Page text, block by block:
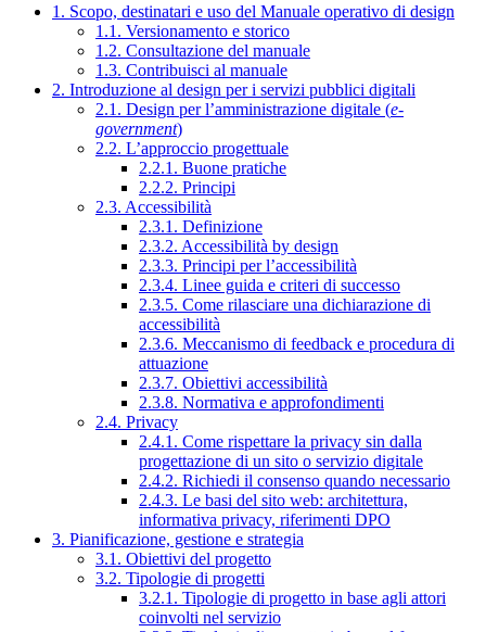
1. Scopo, destinatari e uso del Manuale operativo di design
1.1. Versionamento e storico
1.2. Consultazione del manuale
1.3. Contribuisci al manuale
2. Introduzione al design per i servizi pubblici digitali
2.1. Design per l’amministrazione digitale (e-
government)
2.2. L’approccio progettuale
2.2.1. Buone pratiche
2.2.2. Principi
2.3. Accessibilità
2.3.1. Definizione
2.3.2. Accessibilità by design
2.3.3. Principi per l’accessibilità
2.3.4. Linee guida e criteri di successo
2.3.5. Come rilasciare una dichiarazione di
accessibilità
2.3.6. Meccanismo di feedback e procedura di
attuazione
2.3.7. Obiettivi accessibilità
2.3.8. Normativa e approfondimenti
2.4. Privacy
2.4.1. Come rispettare la privacy sin dalla
progettazione di un sito o servizio digitale
2.4.2. Richiedi il consenso quando necessario
2.4.3. Le basi del sito web: architettura,
informativa privacy, riferimenti DPO
3. Pianificazione, gestione e strategia
3.1. Obiettivi del progetto
3.2. Tipologie di progetti
3.2.1. Tipologie di progetto in base agli attori
coinvolti nel servizio